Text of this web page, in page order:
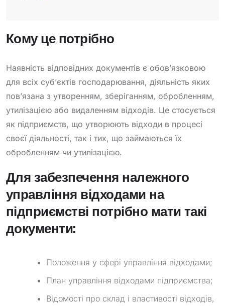
Кому це потрібно
Наявність відповідних документів є обов’язковою
для всіх суб’єктів господарювання, діяльність яких
пов’язана з утворенням, зберіганням, обробленням,
утилізацією або видаленням відходів. Це стосується
як підприємств, що утворюють відходи в процесі
своєї діяльності, так і тих, що займаються їх
обробленням чи утилізацією.
Для забезпечення належного
управління відходами на
підприємстві потрібно мати такі
документи:
Положення у сфері управління відходами;
План управління відходами підприємства;
Відомості про склад і властивості відходів,